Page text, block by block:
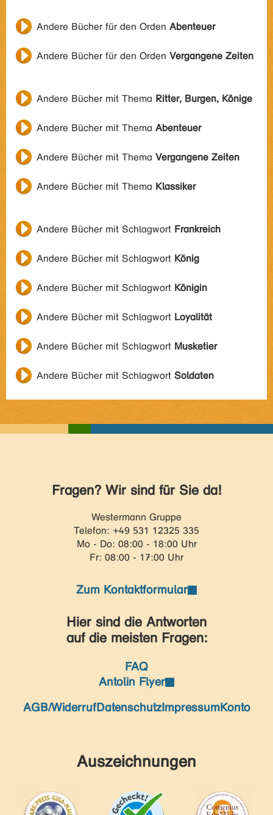
Andere Bücher für den Orden Abenteuer
Andere Bücher für den Orden Vergangene Zeiten
Andere Bücher mit Thema Ritter, Burgen, Könige
Andere Bücher mit Thema Abenteuer
Andere Bücher mit Thema Vergangene Zeiten
Andere Bücher mit Thema Klassiker
Andere Bücher mit Schlagwort Frankreich
Andere Bücher mit Schlagwort König
Andere Bücher mit Schlagwort Königin
Andere Bücher mit Schlagwort Loyalität
Andere Bücher mit Schlagwort Musketier
Andere Bücher mit Schlagwort Soldaten